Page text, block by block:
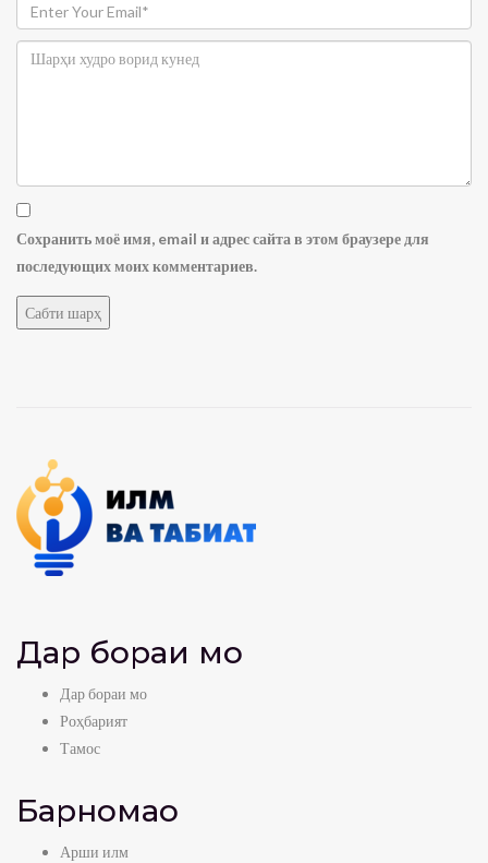
Сохранить моё имя, email и адрес сайта в этом браузере для
последующих моих комментариев.
Дар бораи мо
Дар бораи мо
Роҳбарият
Тамос
Барномаҳо
Арши илм